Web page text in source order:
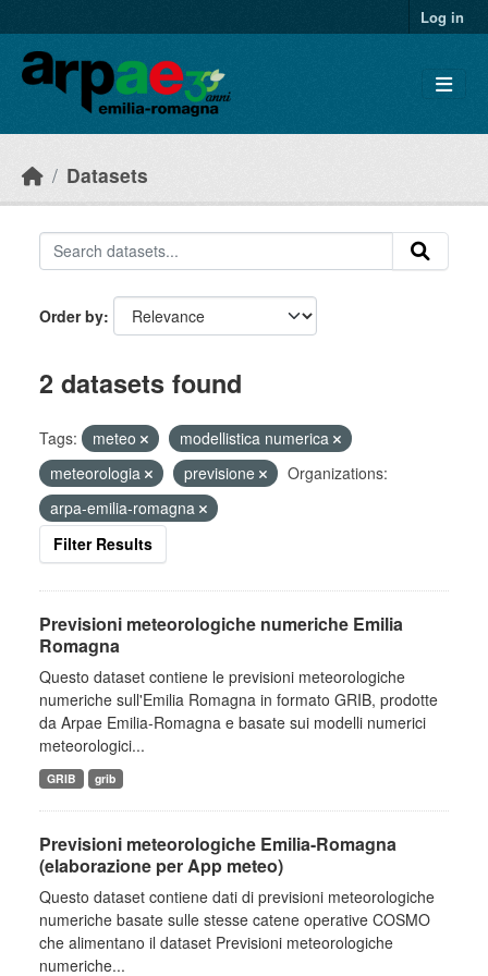
Log in
Datasets
Order by
2 datasets found
Tags: meteo
modellistica numerica
meteorologia
previsione
Organizations:
arpa-emilia-romagna
Filter Results
Previsioni meteorologiche numeriche Emilia
Romagna
Questo dataset contiene le previsioni meteorologiche
numeriche sull'Emilia Romagna in formato GRIB, prodotte
da Arpae Emilia-Romagna e basate sui modelli numerici
meteorologici...
GRIB grib
Previsioni meteorologiche Emilia-Romagna
(elaborazione per App meteo)
Questo dataset contiene dati di previsioni meteorologiche
numeriche basate sulle stesse catene operative COSMO
che alimentano il dataset Previsioni meteorologiche
numeriche...